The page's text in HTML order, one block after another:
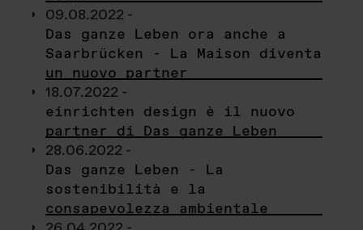
09.08.2022 -
Das ganze Leben ora anche a
Saarbrücken - La Maison diventa
un nuovo partner
18.07.2022 -
einrichten design è il nuovo
partner di Das ganze Leben
28.06.2022 -
Das ganze Leben - La
sostenibilità e la
consapevolezza ambientale